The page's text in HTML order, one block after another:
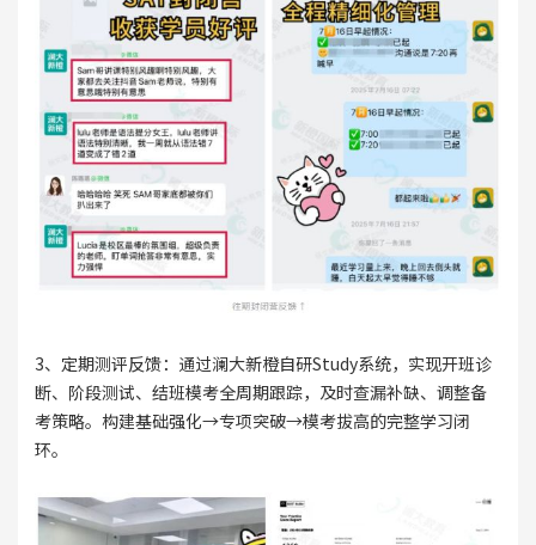
3、定期测评反馈：通过澜大新橙自研Study系统，实现开班诊
断、阶段测试、结班模考全周期跟踪，及时查漏补缺、调整备
考策略。构建基础强化→专项突破→模考拔高的完整学习闭
环。